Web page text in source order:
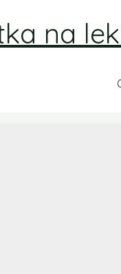
na